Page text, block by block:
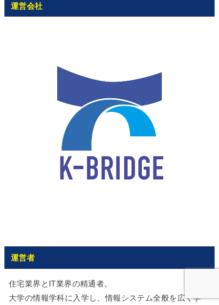
運営会社
運営者
住宅業界とIT業界の精通者。
大学の情報学科に入学し、情報システム全般を広く学